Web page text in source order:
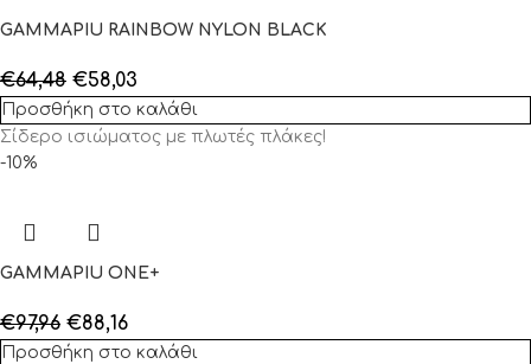
GAMMAPIU RAINBOW NYLON BLACK
€64,48 €58,03
Προσθήκη στο καλάθι
Σίδερο ισιώματος με πλωτές πλάκες!
-10%
GAMMAPIU ONE+
€97,96 €88,16
Προσθήκη στο καλάθι